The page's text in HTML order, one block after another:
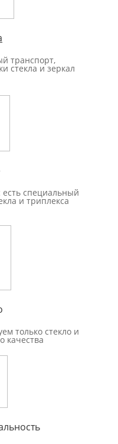
транспорт,
стекла и зеркал
есть специальный
и триплекса
только стекло и
качества